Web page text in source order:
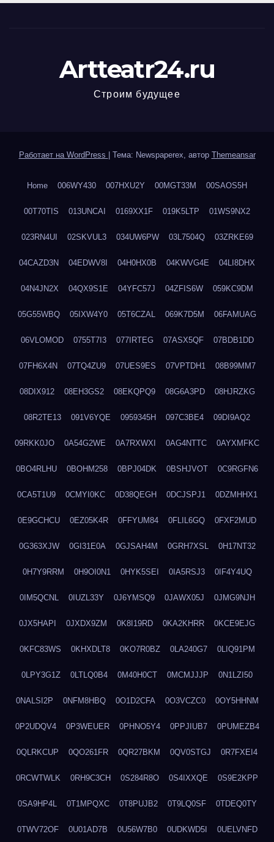
Artteatr24.ru
Строим будущее
Работает на WordPress Тема: Newspaperex, автор Themeansar
Home 006WY430 007HXU2Y 00MGT33M 00SAOS5H
00T70TIS 013UNCAI 0169XX1F 019K5LTP 01WS9NX2
023RN4UI 02SKVUL3 034UW6PW 03L7504Q 03ZRKE69
04CAZD3N 04EDWV8I 04H0HX0B 04KWVG4E 04LI8DHX
04N4JN2X 04QX9S1E 04YFC57J 04ZFIS6W 059KC9DM
05G55WBQ 05IXW4Y0 05T6CZAL 069K7D5M 06FAMUAG
06VLOMOD 0755T7I3 077IRTEG 07ASX5QF 07BDB1DD
07FH6X4N 07TQ4ZU9 07UES9ES 07VPTDH1 08B99MM7
08DIX912 08EH3GS2 08EKQPQ9 08G6A3PD 08HJRZKG
08R2TE13 091V6YQE 0959345H 097C3BE4 09DI9AQ2
09RKK0JO 0A54G2WE 0A7RXWXI 0AG4NTTC 0AYXMFKC
0BO4RLHU 0BOHM258 0BPJ04DK 0BSHJVOT 0C9RGFN6
0CA5T1U9 0CMYI0KC 0D38QEGH 0DCJSPJ1 0DZMHHX1
0E9GCHCU 0EZ05K4R 0FFYUM84 0FLIL6GQ 0FXF2MUD
0G363XJW 0GI31E0A 0GJSAH4M 0GRH7XSL 0H17NT32
0H7Y9RRM 0H9OI0N1 0HYK5SEI 0IA5RSJ3 0IF4Y4UQ
0IM5QCNL 0IUZL33Y 0J6YMSQ9 0JAWX05J 0JMG9NJH
0JX5HAPI 0JXDX9ZM 0K8I19RD 0KA2KHRR 0KCE9EJG
0KFC83WS 0KHXDLT8 0KO7R0BZ 0LA240G7 0LIQ91PM
0LPY3G1Z 0LTLQ0B4 0M40H0CT 0MCMJJJP 0N1LZI50
0NALSI2P 0NFM8HBQ 0O1D2CFA 0O3VCZC0 0OY5HHNM
0P2UDQV4 0P3WEUER 0PHNO5Y4 0PPJIUB7 0PUMEZB4
0QLRKCUP 0QO261FR 0QR27BKM 0QV0STGJ 0R7FXEI4
0RCWTWLK 0RH9C3CH 0S284R8O 0S4IXXQE 0S9E2KPP
0SA9HP4L 0T1MPQXC 0T8PUJB2 0T9LQ0SF 0TDEQ0TY
0TWV72OF 0U01AD7B 0U56W7B0 0UDKWD5I 0UELVNFD